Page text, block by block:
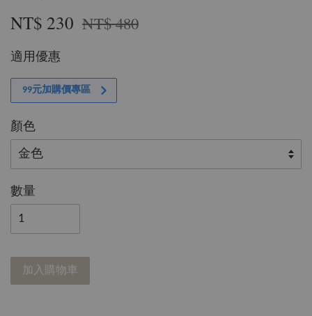
NT$ 230 NT$ 480
適用優惠
99元加購價專區
顏色
數量
加入購物車